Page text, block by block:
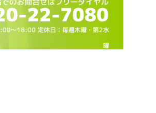
:00～18:00 定休日：毎週木曜・第2水
曜